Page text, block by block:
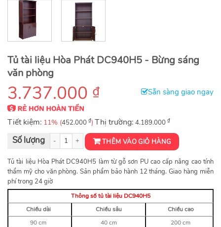
Tủ tài liệu Hòa Phát DC940H5 - Bừng sáng
văn phòng
3.737.000 ₫ Sẵn sàng giao ngay
Tiết kiệm: 11% (452.000 ₫) Thị trường: 4.189.000 ₫
Tủ tài liệu Hòa Phát DC940H5 số lượngTHÊM VÀO GIỎ HÀNG
Tủ tài liệu Hòa Phát DC940H5 làm từ gỗ sơn PU cao cấp nâng cao tính
thẩm mỹ cho văn phòng. Sản phẩm bảo hành 12 tháng. Giao hàng miễn
phí trong 24 giờ
Thông số tủ tài liệu DC940H5
Chiều dài
Chiều sâu
Chiều cao
90 cm
40 cm 200 cm